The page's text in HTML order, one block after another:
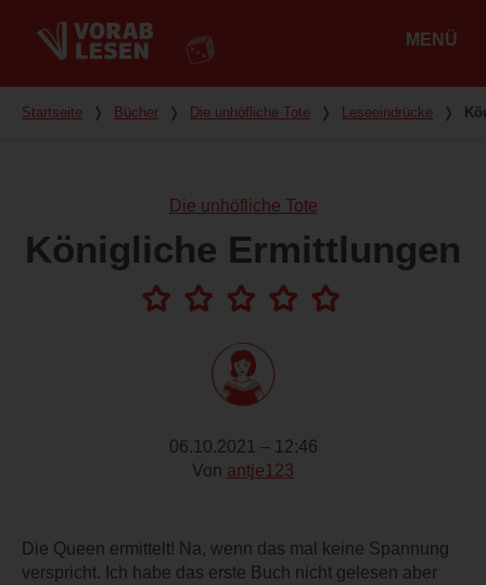
MENÜ
Du bist hier
Startseite ❭ Bücher ❭ Die unhöfliche Tote ❭ Leseeindrücke ❭
Die unhöfliche Tote
Königliche Ermittlungen
06.10.2021 – 12:46
Von antje123
Die Queen ermittelt! Na, wenn das mal keine Spannung
verspricht. Ich habe das erste Buch nicht gelesen aber